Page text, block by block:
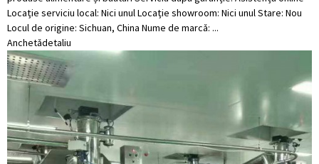
Locație serviciu local: Nici unul Locație showroom: Nici unul Stare: Nou
Locul de origine: Sichuan, China Nume de marcă: ...
Anchetădetaliu